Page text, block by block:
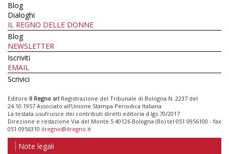
Blog
Dialoghi
IL REGNO DELLE DONNE
Blog
NEWSLETTER
Iscriviti
EMAIL
Scrivici
Editore Il Regno srl Registrazione del Tribunale di Bologna N. 2237 del
24.10.1957 Associato all’Unione Stampa Periodica Italiana
La testata usufruisce dei contributi diretti editoria d.lgs 70/2017
Direzione e redazione Via del Monte 5 40126 Bologna (Bo) tel 051 0956100 - fax
051 0956310 ilregno@ilregno.it
Note legali